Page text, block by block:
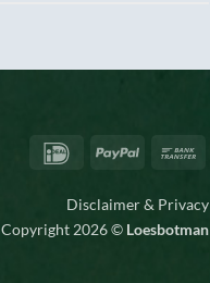
IDeal PayPal
Disclaimer & Privacy
Copyright 2026 © Loesbotman